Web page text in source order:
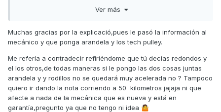
variador lleva siempre una marcha más avanzada de lo que
faltando revoluciones para empujar y coger más velocidad.
1.- Rodillos redondos más ligeros de peso como te dijo el
mecánico ( se aumentan las r.p.m. en todas las velocidades)
2.- Arandela de 1,5 a 2 mm de espesor (15mm Ø interior))
colocada entre el bulón y polea fija ( se aumentan las r.p.m.
Ver más
Muchas gracias por la explicació,pues le pasó la información al
mecánico y que ponga arandela y los tech pulley.
Me refería a contradecir refiriéndome que tú decías redondos y
el los otros,de todas maneras si le pongo las dos cosas juntas
arandela y y rodillos no se quedará muy acelerada no ? Tampoco
quiero ir dando la nota corriendo a 50 kilometros jajaja ni que
afecte a nada de la mecánica que es nueva y está en
garantía,pregunto ya que no tengo ni idea 🤷